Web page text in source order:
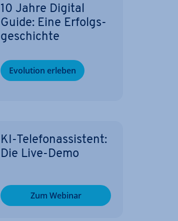
10 Jahre Digital
Guide: Eine Er­folgs­
ge­schich­te
Evolution erleben
KI-Te­le­fon­as­sis­tent:
Die Live-Demo
Zum Webinar